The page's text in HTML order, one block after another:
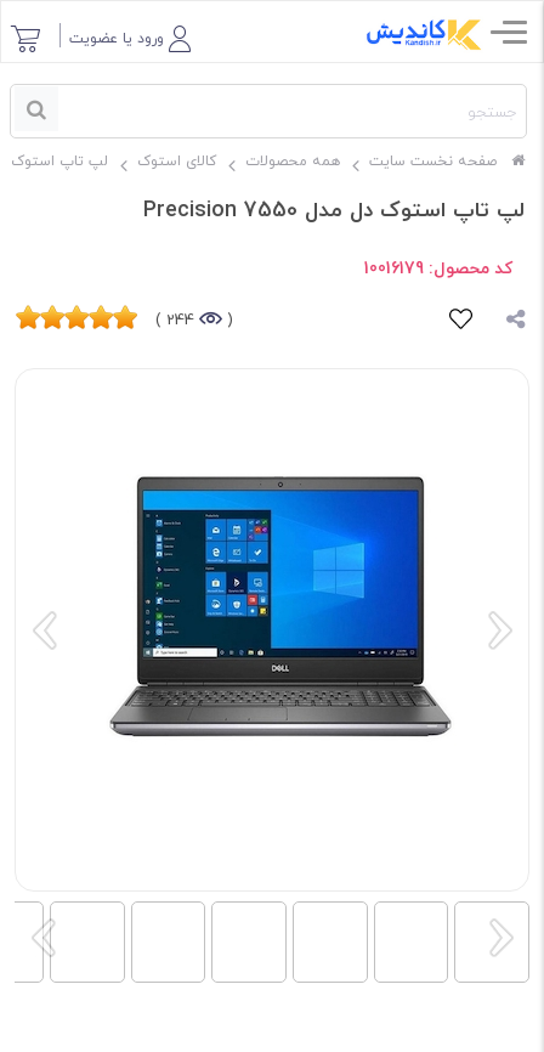
ورود یا عضویت
صفحه نخست سایت همه محصولات کالای استوک لپ تاپ استوک
لپ تاپ استوک دل مدل Precision 7550
کد محصول: 10016179
(
244 )